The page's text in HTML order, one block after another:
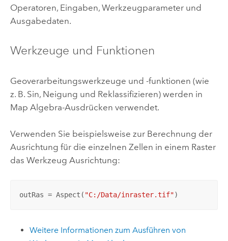
Operatoren, Eingaben, Werkzeugparameter und
Ausgabedaten.
Werkzeuge und Funktionen
Geoverarbeitungswerkzeuge und -funktionen (wie
z. B. Sin, Neigung und Reklassifizieren) werden in
Map Algebra-Ausdrücken verwendet.
Verwenden Sie beispielsweise zur Berechnung der
Ausrichtung für die einzelnen Zellen in einem Raster
das Werkzeug Ausrichtung:
outRas = Aspect( "C:/Data/inraster.tif")
Weitere Informationen zum Ausführen von